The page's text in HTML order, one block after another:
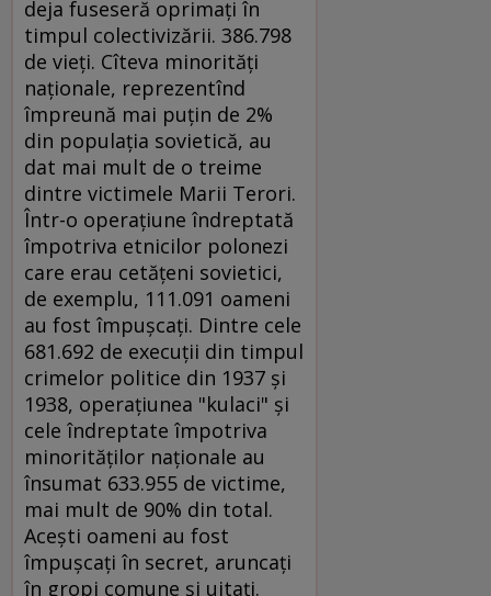
deja fuseseră oprimaţi în
timpul colectivizării. 386.798
de vieţi. Cîteva minorităţi
naţionale, reprezentînd
împreună mai puţin de 2%
din populaţia sovietică, au
dat mai mult de o treime
dintre victimele Marii Terori.
Într-o operaţiune îndreptată
împotriva etnicilor polonezi
care erau cetăţeni sovietici,
de exemplu, 111.091 oameni
au fost împuşcaţi. Dintre cele
681.692 de execuţii din timpul
crimelor politice din 1937 şi
1938, operaţiunea "kulaci" şi
cele îndreptate împotriva
minorităţilor naţionale au
însumat 633.955 de victime,
mai mult de 90% din total.
Aceşti oameni au fost
împuşcaţi în secret, aruncaţi
în gropi comune şi uitaţi.